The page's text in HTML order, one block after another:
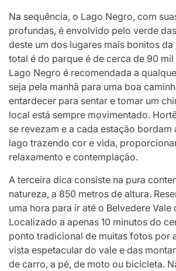
Na sequência, o Lago Negro, com
profundas, é envolvido pelo verde
deste um dos lugares mais bonitos da
total é do parque é de cerca de 90 mil
Lago Negro é recomendada a
seja pela manhã para uma boa
entardecer para sentar e tomar um
local está sempre movimentado.
se revezam e a cada estação bordam
lago trazendo cor e vida,
relaxamento e contemplação.
A terceira dica consiste na pura
natureza, a 850 metros de altura.
uma hora para ir até o Belvedere Vale
Localizado a apenas 10 minutos do
ponto tradicional de muitas fotos por
vista espetacular do vale e das
de carro, a pé, de moto ou bicicleta.